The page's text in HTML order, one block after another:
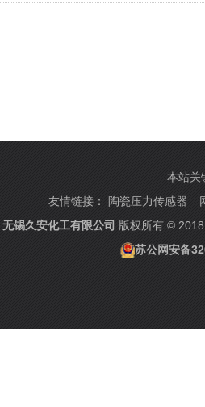
本站关
友情链接：
陶瓷压力传感器
无锡久安化工有限公司 版权所有 ©
苏公网安备